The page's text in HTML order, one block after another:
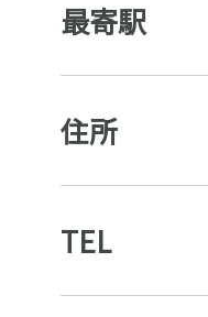
最寄駅
住所
TEL